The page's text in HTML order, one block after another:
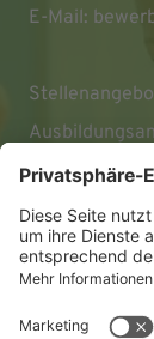
E-Mail:
Impressum
Datenschutz